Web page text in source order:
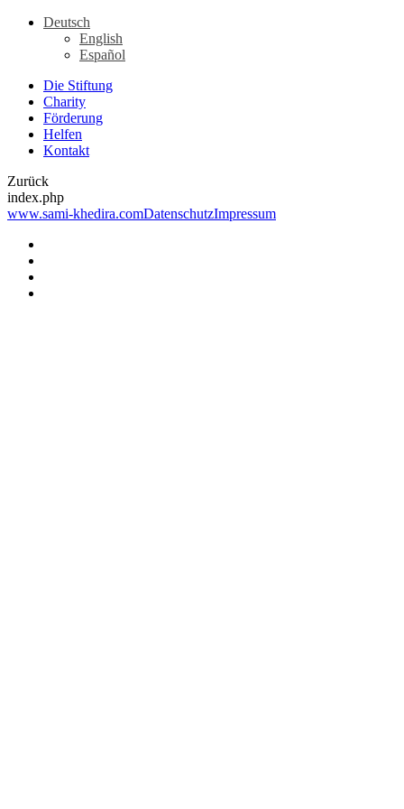
Deutsch
English
Español
Die Stiftung
Charity
Förderung
Helfen
Kontakt
Zurück
index.php
www.sami-khedira.comDatenschutzImpressum